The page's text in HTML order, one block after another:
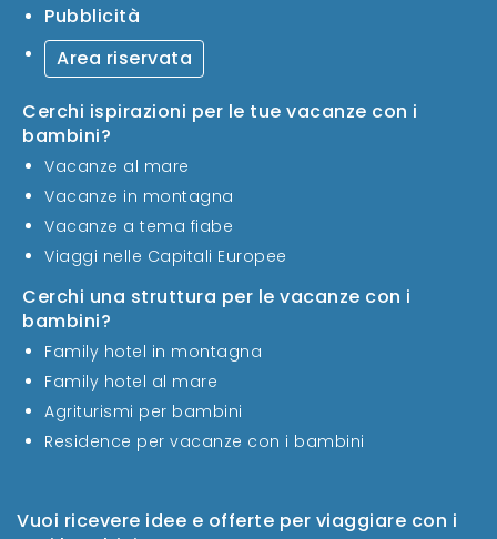
Vuoi ricevere idee e offerte per viaggiare con i
Pubblicità
Area riservata
Cerchi ispirazioni per le tue vacanze con i
bambini?
Vacanze al mare
Vacanze in montagna
Vacanze a tema fiabe
Viaggi nelle Capitali Europee
Cerchi una struttura per le vacanze con i
bambini?
Family hotel in montagna
Family hotel al mare
Agriturismi per bambini
Residence per vacanze con i bambini